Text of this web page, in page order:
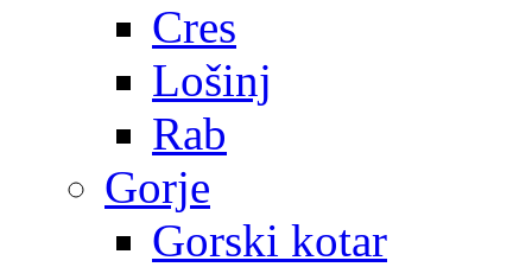
Cres
Lošinj
Rab
Gorje
Gorski kotar